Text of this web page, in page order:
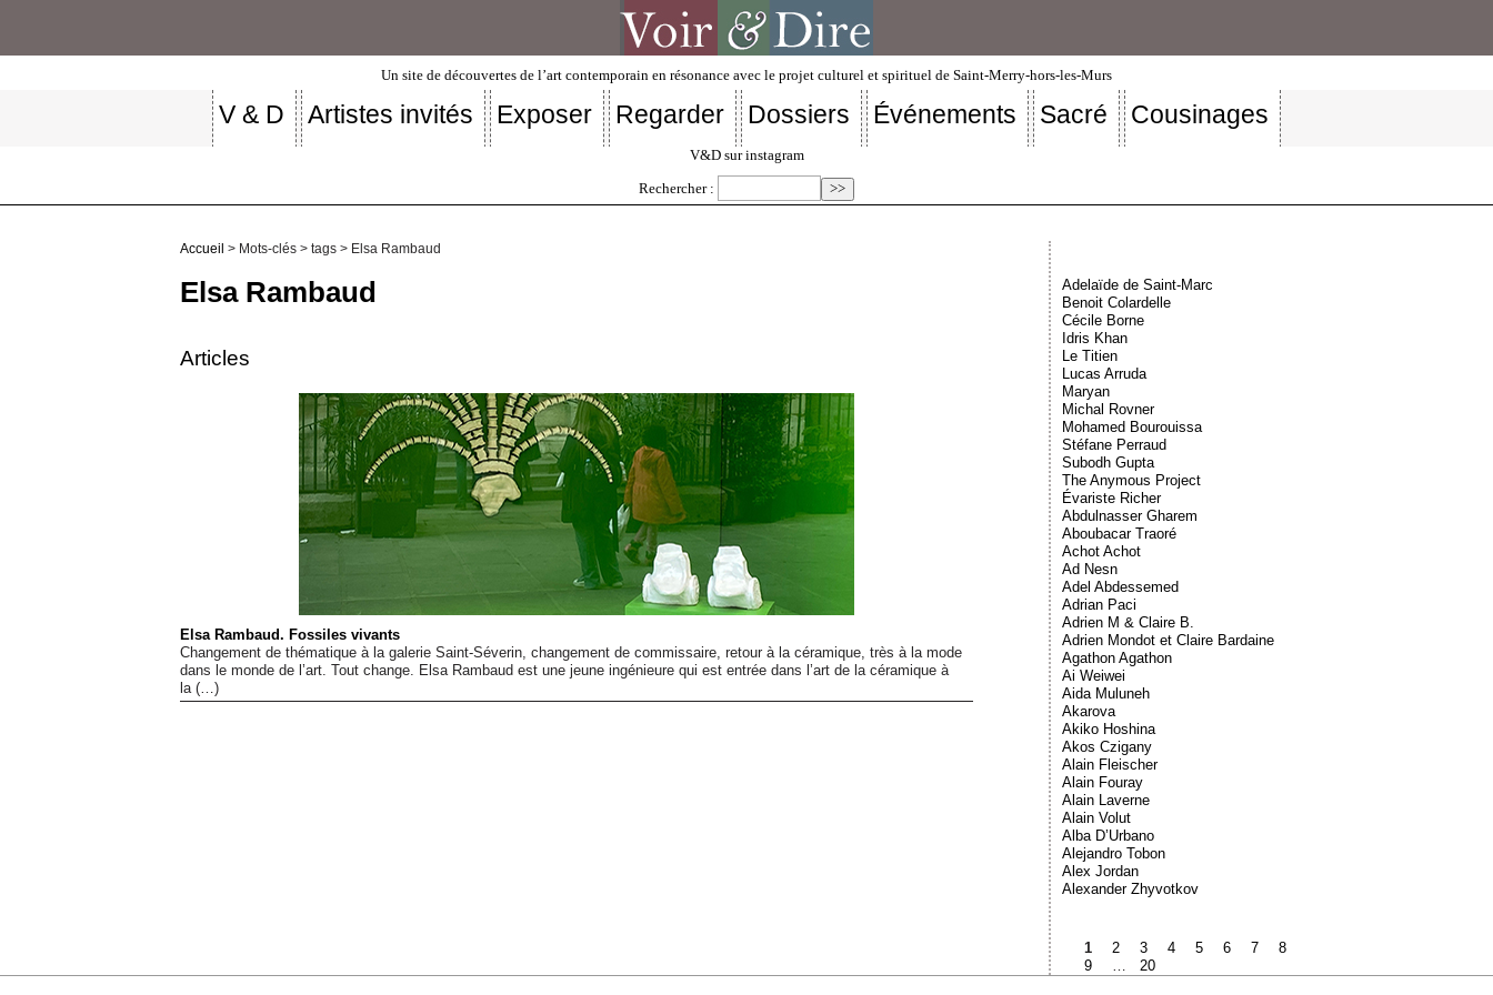
Un site de découvertes de l’art contemporain en résonance avec le projet culturel et spirituel de Saint-Merry-hors-les-Murs
V & D Artistes invités Exposer Regarder Dossiers Événements Sacré Cousinages
V&D sur instagram
Rechercher :
Accueil > Mots-clés > tags > Elsa Rambaud
Elsa Rambaud
Articles
Elsa Rambaud. Fossiles vivants
Changement de thématique à la galerie Saint-Séverin, changement de commissaire, retour à la céramique, très à la mode
dans le monde de l’art. Tout change. Elsa Rambaud est une jeune ingénieure qui est entrée dans l’art de la céramique à
la (…)
Adelaïde de Saint-Marc
Benoit Colardelle
Cécile Borne
Idris Khan
Le Titien
Lucas Arruda
Maryan
Michal Rovner
Mohamed Bourouissa
Stéfane Perraud
Subodh Gupta
The Anymous Project
Évariste Richer
Abdulnasser Gharem
Aboubacar Traoré
Achot Achot
Ad Nesn
Adel Abdessemed
Adrian Paci
Adrien M & Claire B.
Adrien Mondot et Claire Bardaine
Agathon Agathon
Ai Weiwei
Aida Muluneh
Akarova
Akiko Hoshina
Akos Czigany
Alain Fleischer
Alain Fouray
Alain Laverne
Alain Volut
Alba D’Urbano
Alejandro Tobon
Alex Jordan
Alexander Zhyvotkov
1 2 3 4 5 6 7
8
9
20